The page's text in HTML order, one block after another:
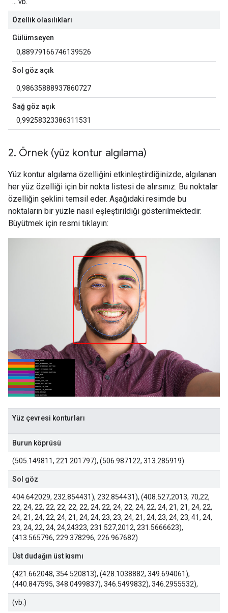
... vb.
Özellik olasılıkları
Gülümseyen
0,88979166746139526
Sol göz açık
0,98635888937860727
Sağ göz açık
0,99258323386311531
2. Örnek (yüz kontur algılama)
Yüz kontur algılama özelliğini etkinleştirdiğinizde, algılanan
her yüz özelliği için bir nokta listesi de alırsınız. Bu noktalar
özelliğin şeklini temsil eder. Aşağıdaki resimde bu
noktaların bir yüzle nasıl eşleştirildiği gösterilmektedir.
Büyütmek için resmi tıklayın:
Yüz çevresi konturları
Burun köprüsü
(505.149811, 221.201797), (506.987122, 313.285919)
Sol göz
404.642029, 232.854431), 232.854431), (408.527,2013, 70,22,
22, 24, 22, 22, 22, 22, 22, 24, 22, 24, 22, 24, 22, 24, 21, 21, 24, 22,
24, 21, 24, 22, 24, 21, 24, 24, 23, 23, 24, 21, 24, 23, 24, 23, 41, 24,
23, 24, 22, 24, 24,24323, 231.527,2012, 231.5666623),
(413.565796, 229.378296, 226.967682)
Üst dudağın üst kısmı
(421.662048, 354.520813), (428.1038882, 349.694061),
(440.847595, 348.0499837), 346.5499832), 346.2955532),
(vb.)